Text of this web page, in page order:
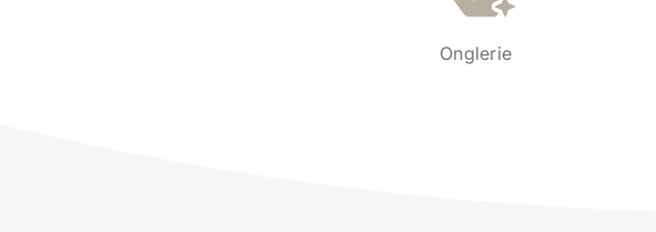
Onglerie